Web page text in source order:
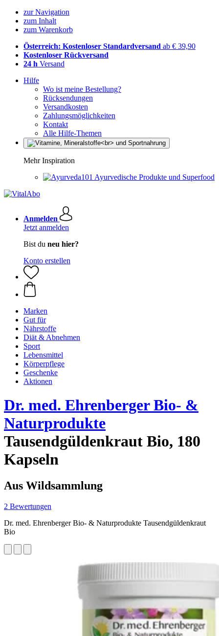
zur Navigation
zum Inhalt
zum Warenkorb
Österreich: Kostenloser Standardversand ab € 39,90
Kostenloser Rückversand
24 h Versand
Hilfe
Wo ist meine Bestellung?
Rücksendungen
Versandkosten
Zahlungsmöglichkeiten
Kontakt
Alle Hilfe-Themen
Mehr Inspiration
Ayurvedische Produkte und Superfood
Anmelden
Jetzt anmelden
Bist du neu hier?
Konto erstellen
Marken
Gut für
Nährstoffe
Diät & Abnehmen
Sport
Lebensmittel
Körperpflege
Geschenke
Aktionen
Dr. med. Ehrenberger Bio- &
Naturprodukte
Tausendgüldenkraut Bio, 180
Kapseln
Aus Wildsammlung
2 Bewertungen
Dr. med. Ehrenberger Bio- & Naturprodukte Tausendgüldenkraut
Bio